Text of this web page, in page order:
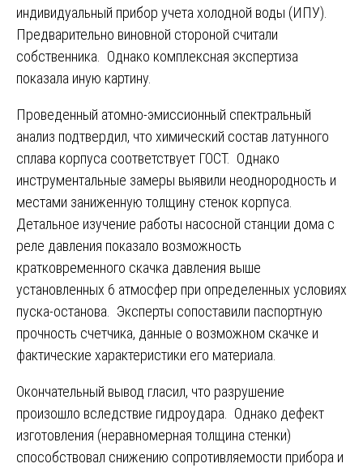
индивидуальный прибор учета холодной воды (ИПУ).
Предварительно виновной стороной считали
собственника. Однако комплексная экспертиза
показала иную картину.
Проведенный атомно-эмиссионный спектральный
анализ подтвердил, что химический состав латунного
сплава корпуса соответствует ГОСТ. Однако
инструментальные замеры выявили неоднородность и
местами заниженную толщину стенок корпуса.
Детальное изучение работы насосной станции дома с
реле давления показало возможность
кратковременного скачка давления выше
установленных 6 атмосфер при определенных условиях
пуска-останова. Эксперты сопоставили паспортную
прочность счетчика, данные о возможном скачке и
фактические характеристики его материала.
Окончательный вывод гласил, что разрушение
произошло вследствие гидроудара. Однако дефект
изготовления (неравномерная толщина стенки)
способствовал снижению сопротивляемости прибора и